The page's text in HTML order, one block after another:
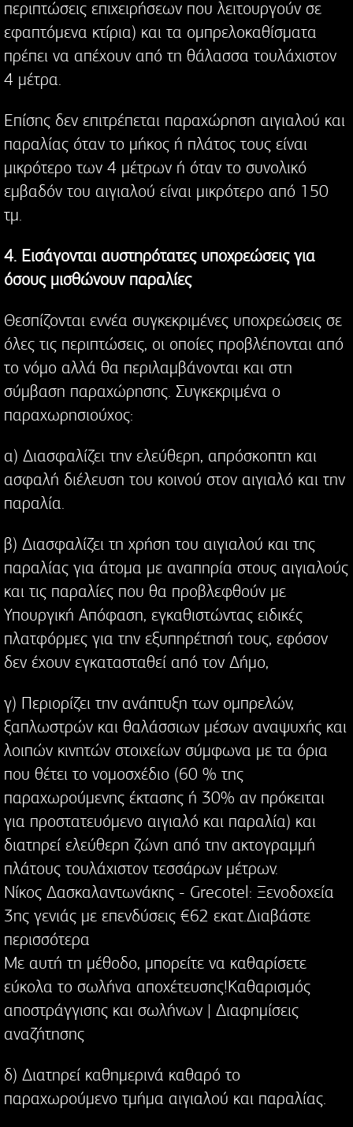
περιπτώσεις επιχειρήσεων που λειτουργούν σε
εφαπτόμενα κτίρια) και τα ομπρελοκαθίσματα
πρέπει να απέχουν από τη θάλασσα τουλάχιστον
4 μέτρα.
Επίσης δεν επιτρέπεται παραχώρηση αιγιαλού και
παραλίας όταν το μήκος ή πλάτος τους είναι
μικρότερο των 4 μέτρων ή όταν το συνολικό
εμβαδόν του αιγιαλού είναι μικρότερο από 150
τμ.
4. Εισάγονται αυστηρότατες υποχρεώσεις για
όσους μισθώνουν παραλίες
Θεσπίζονται εννέα συγκεκριμένες υποχρεώσεις σε
όλες τις περιπτώσεις, οι οποίες προβλέπονται από
το νόμο αλλά θα περιλαμβάνονται και στη
σύμβαση παραχώρησης. Συγκεκριμένα ο
παραχωρησιούχος:
α) Διασφαλίζει την ελεύθερη, απρόσκοπτη και
ασφαλή διέλευση του κοινού στον αιγιαλό και την
παραλία.
β) Διασφαλίζει τη χρήση του αιγιαλού και της
παραλίας για άτομα με αναπηρία στους αιγιαλούς
και τις παραλίες που θα προβλεφθούν με
Υπουργική Απόφαση, εγκαθιστώντας ειδικές
πλατφόρμες για την εξυπηρέτησή τους, εφόσον
δεν έχουν εγκατασταθεί από τον Δήμο,
γ) Περιορίζει την ανάπτυξη των ομπρελών,
ξαπλωστρών και θαλάσσιων μέσων αναψυχής και
λοιπών κινητών στοιχείων σύμφωνα με τα όρια
που θέτει το νομοσχέδιο (60 % της
παραχωρούμενης έκτασης ή 30% αν πρόκειται
για προστατευόμενο αιγιαλό και παραλία) και
διατηρεί ελεύθερη ζώνη από την ακτογραμμή
πλάτους τουλάχιστον τεσσάρων μέτρων.
Nίκος Δασκαλαντωνάκης - Grecotel: Ξενοδοχεία
3ης γενιάς με επενδύσεις €62 εκατ.Διαβάστε
περισσότερα
Με αυτή τη μέθοδο, μπορείτε να καθαρίσετε
εύκολα το σωλήνα αποχέτευσης!Καθαρισμός
αποστράγγισης και σωλήνων | Διαφημίσεις
αναζήτησης
δ) Διατηρεί καθημερινά καθαρό το
παραχωρούμενο τμήμα αιγιαλού και παραλίας.